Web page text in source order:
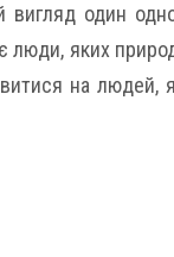
вигляд один
яких
на людей,